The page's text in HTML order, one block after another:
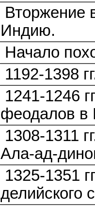
Вторжение
Индию.
Начало
1192-1398
1241-1246
феодалов
1308-1311
Ала-ад-
1325-1351
делийского